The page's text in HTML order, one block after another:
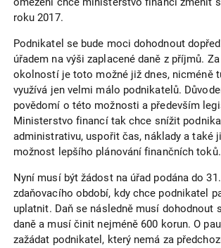
roku 2017.
Podnikatel se bude moci dohodnout
úřadem na výši zaplacené daně z příjmů.
okolností je toto možné již dnes, nicméně
využívá jen velmi málo podnikatelů.
povědomí o této možnosti a především
Ministerstvo financí tak chce snížit
administrativu, uspořit čas, náklady a také
možnost lepšího plánování finančních toků.
Nyní musí být žádost na úřad podána do
zdaňovacího období, kdy chce podnikatel
uplatnit. Daň se následně musí dohodnout
daně a musí činit nejméně 600 korun. O
zažádat podnikatel, který nemá za